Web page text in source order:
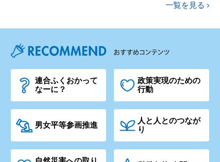
一覧を見る ›
連合ふくおかって
なーに？
政策実現のための
行動
男女平等参画推進
人と人とのつなが
り